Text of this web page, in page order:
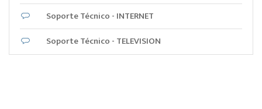
Soporte Técnico - INTERNET
Soporte Técnico - TELEVISION